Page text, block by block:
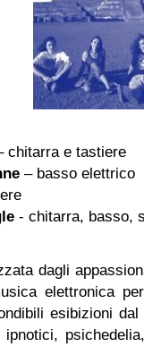
chitarra e tastiere
– basso elettrico
- chitarra, basso,
dagli
elettronica
esibizioni
ipnotici,